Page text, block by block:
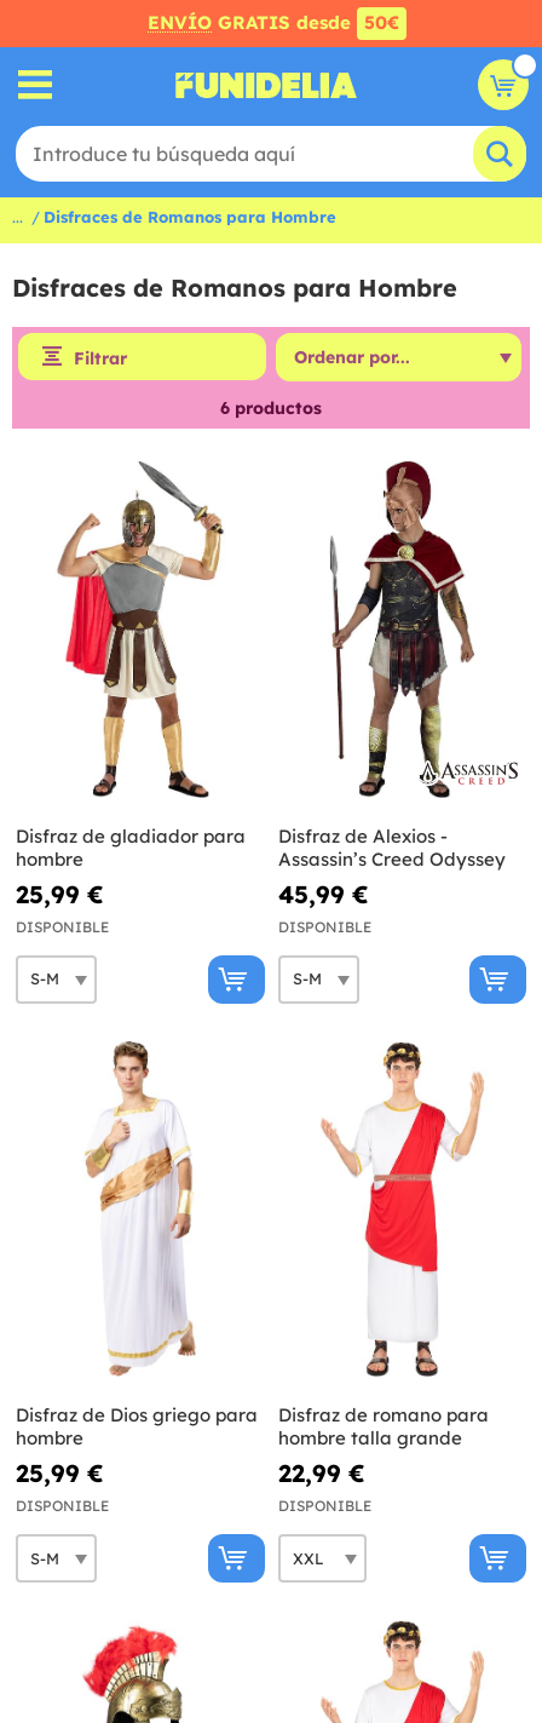
ENVÍO GRATIS desde 50€
... Disfraces de Romanos para Hombre
Disfraces de Romanos para Hombre
Filtrar
6 productos
Disfraz de gladiador para
hombre
25,99 €
DISPONIBLE
Disfraz de Alexios -
Assassin’s Creed Odyssey
45,99 €
DISPONIBLE
Disfraz de Dios griego para
hombre
25,99 €
DISPONIBLE
Disfraz de romano para
hombre talla grande
22,99 €
DISPONIBLE